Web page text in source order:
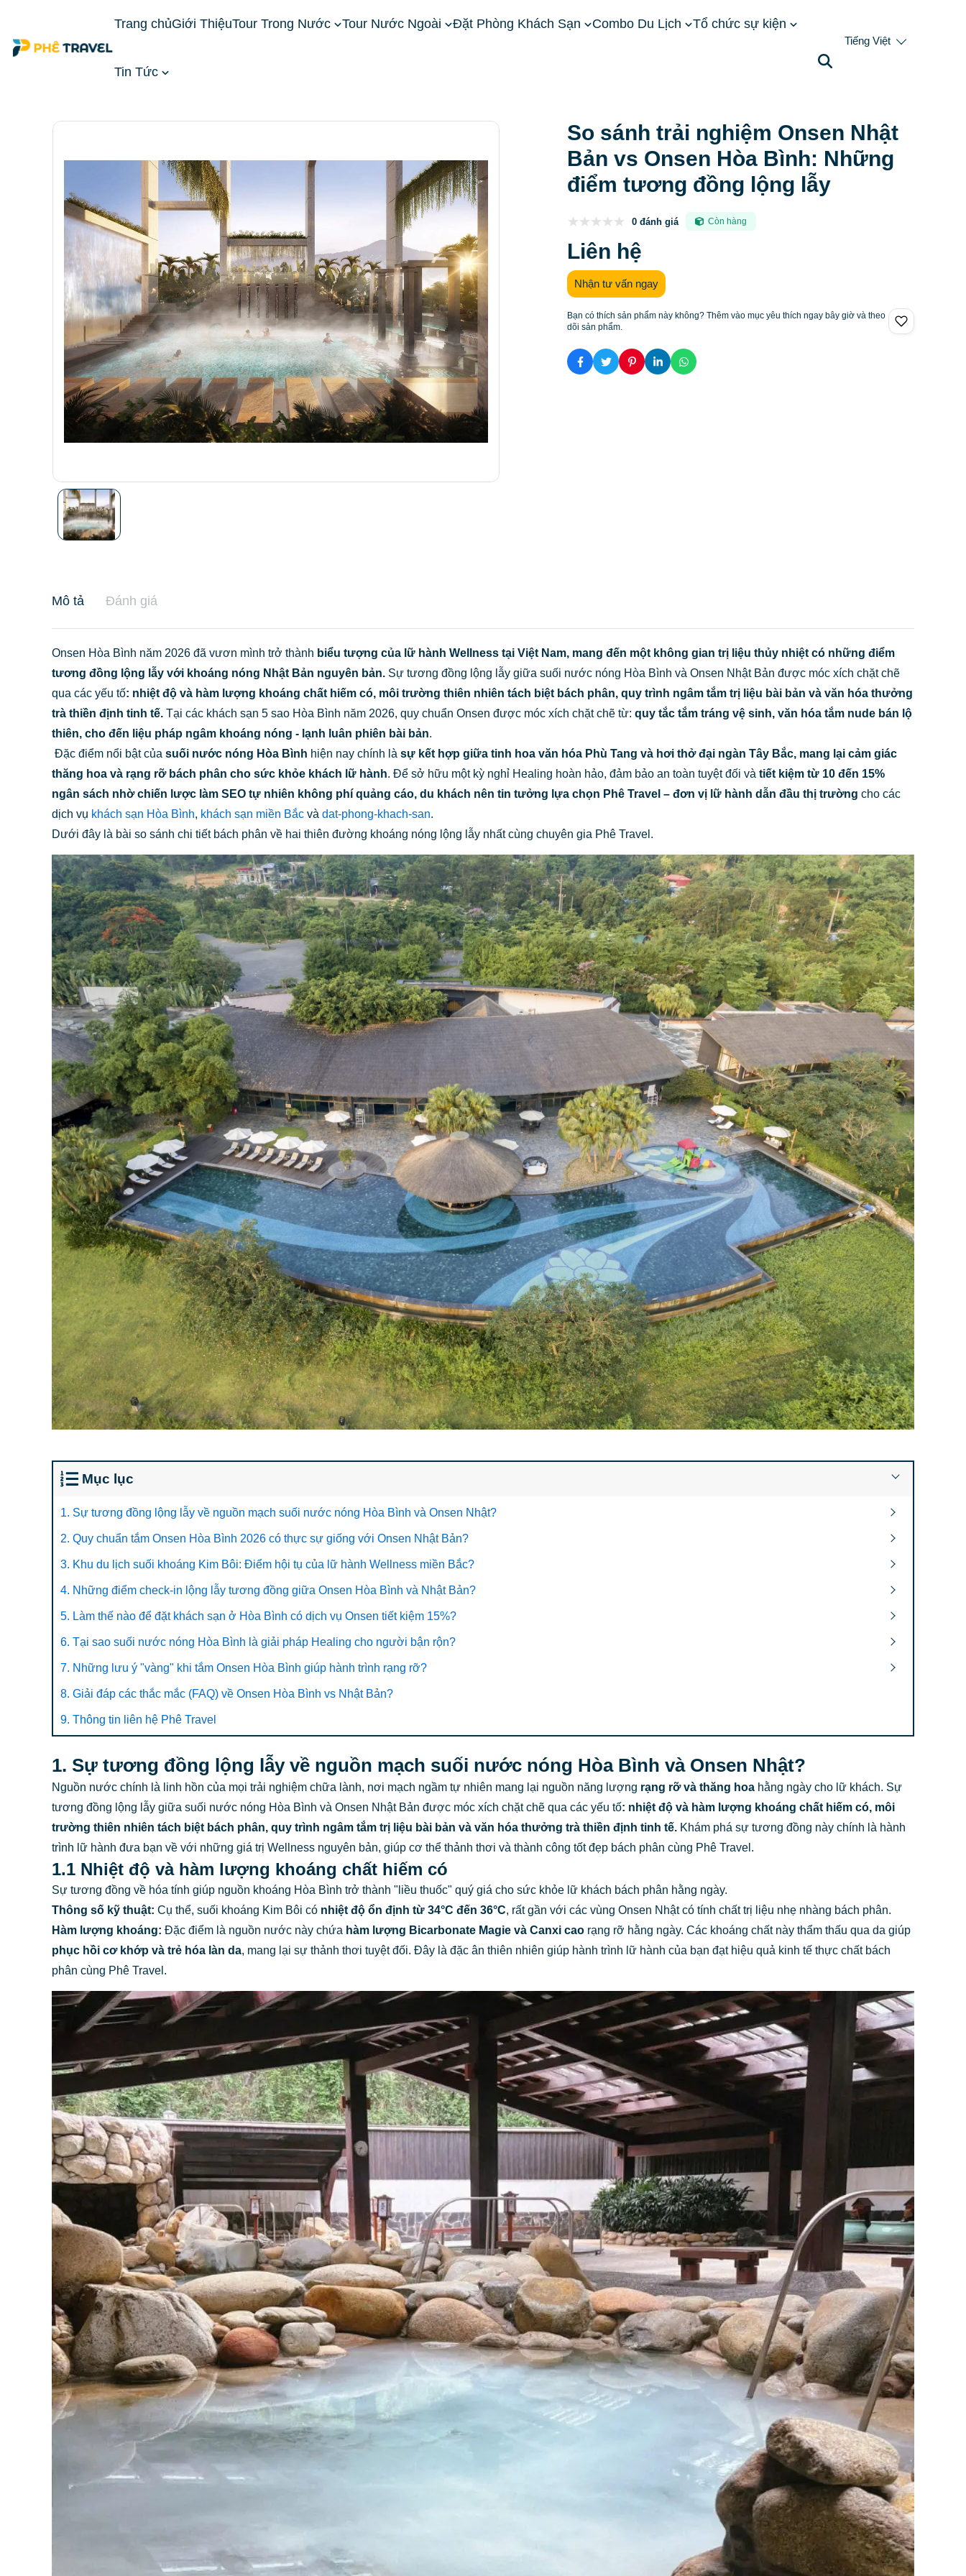
Trang chủGiới ThiệuTour Trong Nước Tour Nước Ngoài Đặt Phòng Khách Sạn Combo Du Lịch Tổ chức sự kiện
Tin Tức
Tiếng Việt
Đặt Phòng Khách Sạn
So sánh trải nghiệm Onsen Nhật
Bản vs Onsen Hòa Bình: Những
điểm tương đồng lộng lẫy
0 đánh giá Còn hàng
Liên hệ
Nhận tư vấn ngay
Bạn có thích sản phẩm này không? Thêm vào mục yêu thích ngay bây giờ và theo
dõi sản phẩm.
Mô tả Đánh giá
Onsen Hòa Bình năm 2026 đã vươn mình trở thành biểu tượng của lữ hành Wellness tại Việt Nam, mang đến một không gian trị liệu thủy nhiệt có những điểm
tương đồng lộng lẫy với khoáng nóng Nhật Bản nguyên bản. Sự tương đồng lộng lẫy giữa suối nước nóng Hòa Bình và Onsen Nhật Bản được móc xích chặt chẽ
qua các yếu tố: nhiệt độ và hàm lượng khoáng chất hiếm có, môi trường thiên nhiên tách biệt bách phân, quy trình ngâm tắm trị liệu bài bản và văn hóa thưởng
trà thiền định tinh tế. Tại các khách sạn 5 sao Hòa Bình năm 2026, quy chuẩn Onsen được móc xích chặt chẽ từ: quy tắc tắm tráng vệ sinh, văn hóa tắm nude bán lộ
thiên, cho đến liệu pháp ngâm khoáng nóng - lạnh luân phiên bài bản.
Đặc điểm nổi bật của suối nước nóng Hòa Bình hiện nay chính là sự kết hợp giữa tinh hoa văn hóa Phù Tang và hơi thở đại ngàn Tây Bắc, mang lại cảm giác
thăng hoa và rạng rỡ bách phân cho sức khỏe khách lữ hành. Để sở hữu một kỳ nghỉ Healing hoàn hảo, đảm bảo an toàn tuyệt đối và tiết kiệm từ 10 đến 15%
ngân sách nhờ chiến lược làm SEO tự nhiên không phí quảng cáo, du khách nên tin tưởng lựa chọn Phê Travel – đơn vị lữ hành dẫn đầu thị trường cho các
dịch vụ khách sạn Hòa Bình, khách sạn miền Bắc và dat-phong-khach-san.
Dưới đây là bài so sánh chi tiết bách phân về hai thiên đường khoáng nóng lộng lẫy nhất cùng chuyên gia Phê Travel.
Mục lục
1. Sự tương đồng lộng lẫy về nguồn mạch suối nước nóng Hòa Bình và Onsen Nhật?
2. Quy chuẩn tắm Onsen Hòa Bình 2026 có thực sự giống với Onsen Nhật Bản?
3. Khu du lịch suối khoáng Kim Bôi: Điểm hội tụ của lữ hành Wellness miền Bắc?
4. Những điểm check-in lộng lẫy tương đồng giữa Onsen Hòa Bình và Nhật Bản?
5. Làm thế nào để đặt khách sạn ở Hòa Bình có dịch vụ Onsen tiết kiệm 15%?
6. Tại sao suối nước nóng Hòa Bình là giải pháp Healing cho người bận rộn?
7. Những lưu ý "vàng" khi tắm Onsen Hòa Bình giúp hành trình rạng rỡ?
8. Giải đáp các thắc mắc (FAQ) về Onsen Hòa Bình vs Nhật Bản?
9. Thông tin liên hệ Phê Travel
1. Sự tương đồng lộng lẫy về nguồn mạch suối nước nóng Hòa Bình và Onsen Nhật?
Nguồn nước chính là linh hồn của mọi trải nghiệm chữa lành, nơi mạch ngầm tự nhiên mang lại nguồn năng lượng rạng rỡ và thăng hoa hằng ngày cho lữ khách. Sự
tương đồng lộng lẫy giữa suối nước nóng Hòa Bình và Onsen Nhật Bản được móc xích chặt chẽ qua các yếu tố: nhiệt độ và hàm lượng khoáng chất hiếm có, môi
trường thiên nhiên tách biệt bách phân, quy trình ngâm tắm trị liệu bài bản và văn hóa thưởng trà thiền định tinh tế. Khám phá sự tương đồng này chính là hành
trình lữ hành đưa bạn về với những giá trị Wellness nguyên bản, giúp cơ thể thảnh thơi và thành công tốt đẹp bách phân cùng Phê Travel.
1.1 Nhiệt độ và hàm lượng khoáng chất hiếm có
Sự tương đồng về hóa tính giúp nguồn khoáng Hòa Bình trở thành "liều thuốc" quý giá cho sức khỏe lữ khách bách phân hằng ngày.
Thông số kỹ thuật: Cụ thể, suối khoáng Kim Bôi có nhiệt độ ổn định từ 34°C đến 36°C, rất gần với các vùng Onsen Nhật có tính chất trị liệu nhẹ nhàng bách phân.
Hàm lượng khoáng: Đặc điểm là nguồn nước này chứa hàm lượng Bicarbonate Magie và Canxi cao rạng rỡ hằng ngày. Các khoáng chất này thẩm thấu qua da giúp
phục hồi cơ khớp và trẻ hóa làn da, mang lại sự thảnh thơi tuyệt đối. Đây là đặc ân thiên nhiên giúp hành trình lữ hành của bạn đạt hiệu quả kinh tế thực chất bách
phân cùng Phê Travel.